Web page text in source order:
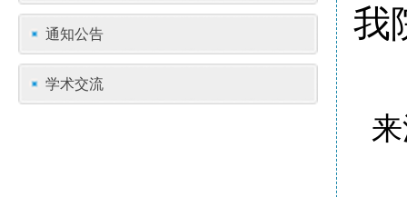
通知公告
学术交流
我